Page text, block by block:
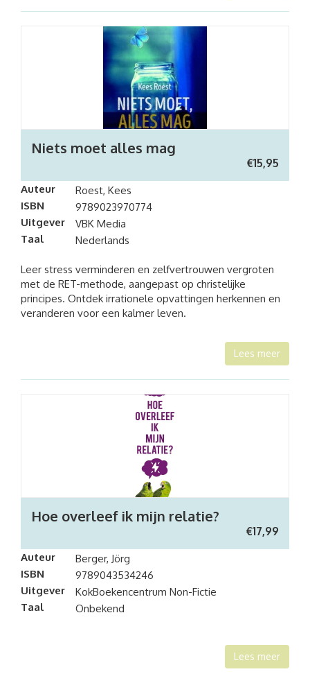
Niets moet alles mag
€15,95
Auteur
Roest, Kees
ISBN
9789023970774
Uitgever
VBK Media
Taal
Nederlands
Leer stress verminderen en zelfvertrouwen vergroten
met de RET-methode, aangepast op christelijke
principes. Ontdek irrationele opvattingen herkennen en
veranderen voor een kalmer leven.
Lees meer
Hoe overleef ik mijn relatie?
€17,99
Auteur
Berger, Jörg
ISBN
9789043534246
Uitgever
KokBoekencentrum Non-Fictie
Taal
Onbekend
Lees meer